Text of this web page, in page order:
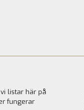
listar här på
fungerar